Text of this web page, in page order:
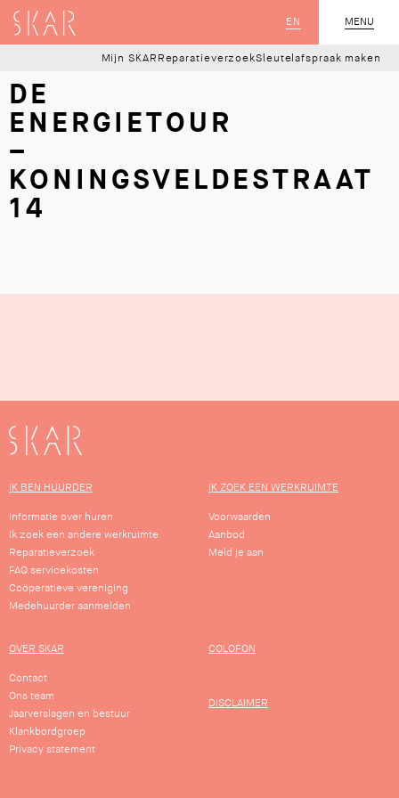
MENU
SLUIT
EN
SKAR
Mijn SKAR ReparatieverzoekSleutelafspraak maken
DE
ENERGIETOUR
–
KONINGSVELDESTRAAT
14
SKAR
IK BEN HUURDER
Informatie over huren
Ik zoek een andere werkruimte
Reparatieverzoek
FAQ servicekosten
Coöperatieve vereniging
Medehuurder aanmelden
IK ZOEK EEN WERKRUIMTE
Voorwaarden
Aanbod
Meld je aan
OVER SKAR
Contact
Ons team
Jaarverslagen en bestuur
Klankbordgroep
Privacy statement
COLOFON
DISCLAIMER